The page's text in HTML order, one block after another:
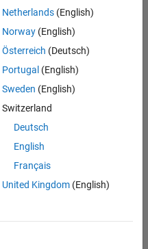
Netherlands(English)
Norway(English)
Österreich (Deutsch)
Portugal (English)
Sweden (English)
Switzerland
Deutsch
English
Français
United Kingdom(English)